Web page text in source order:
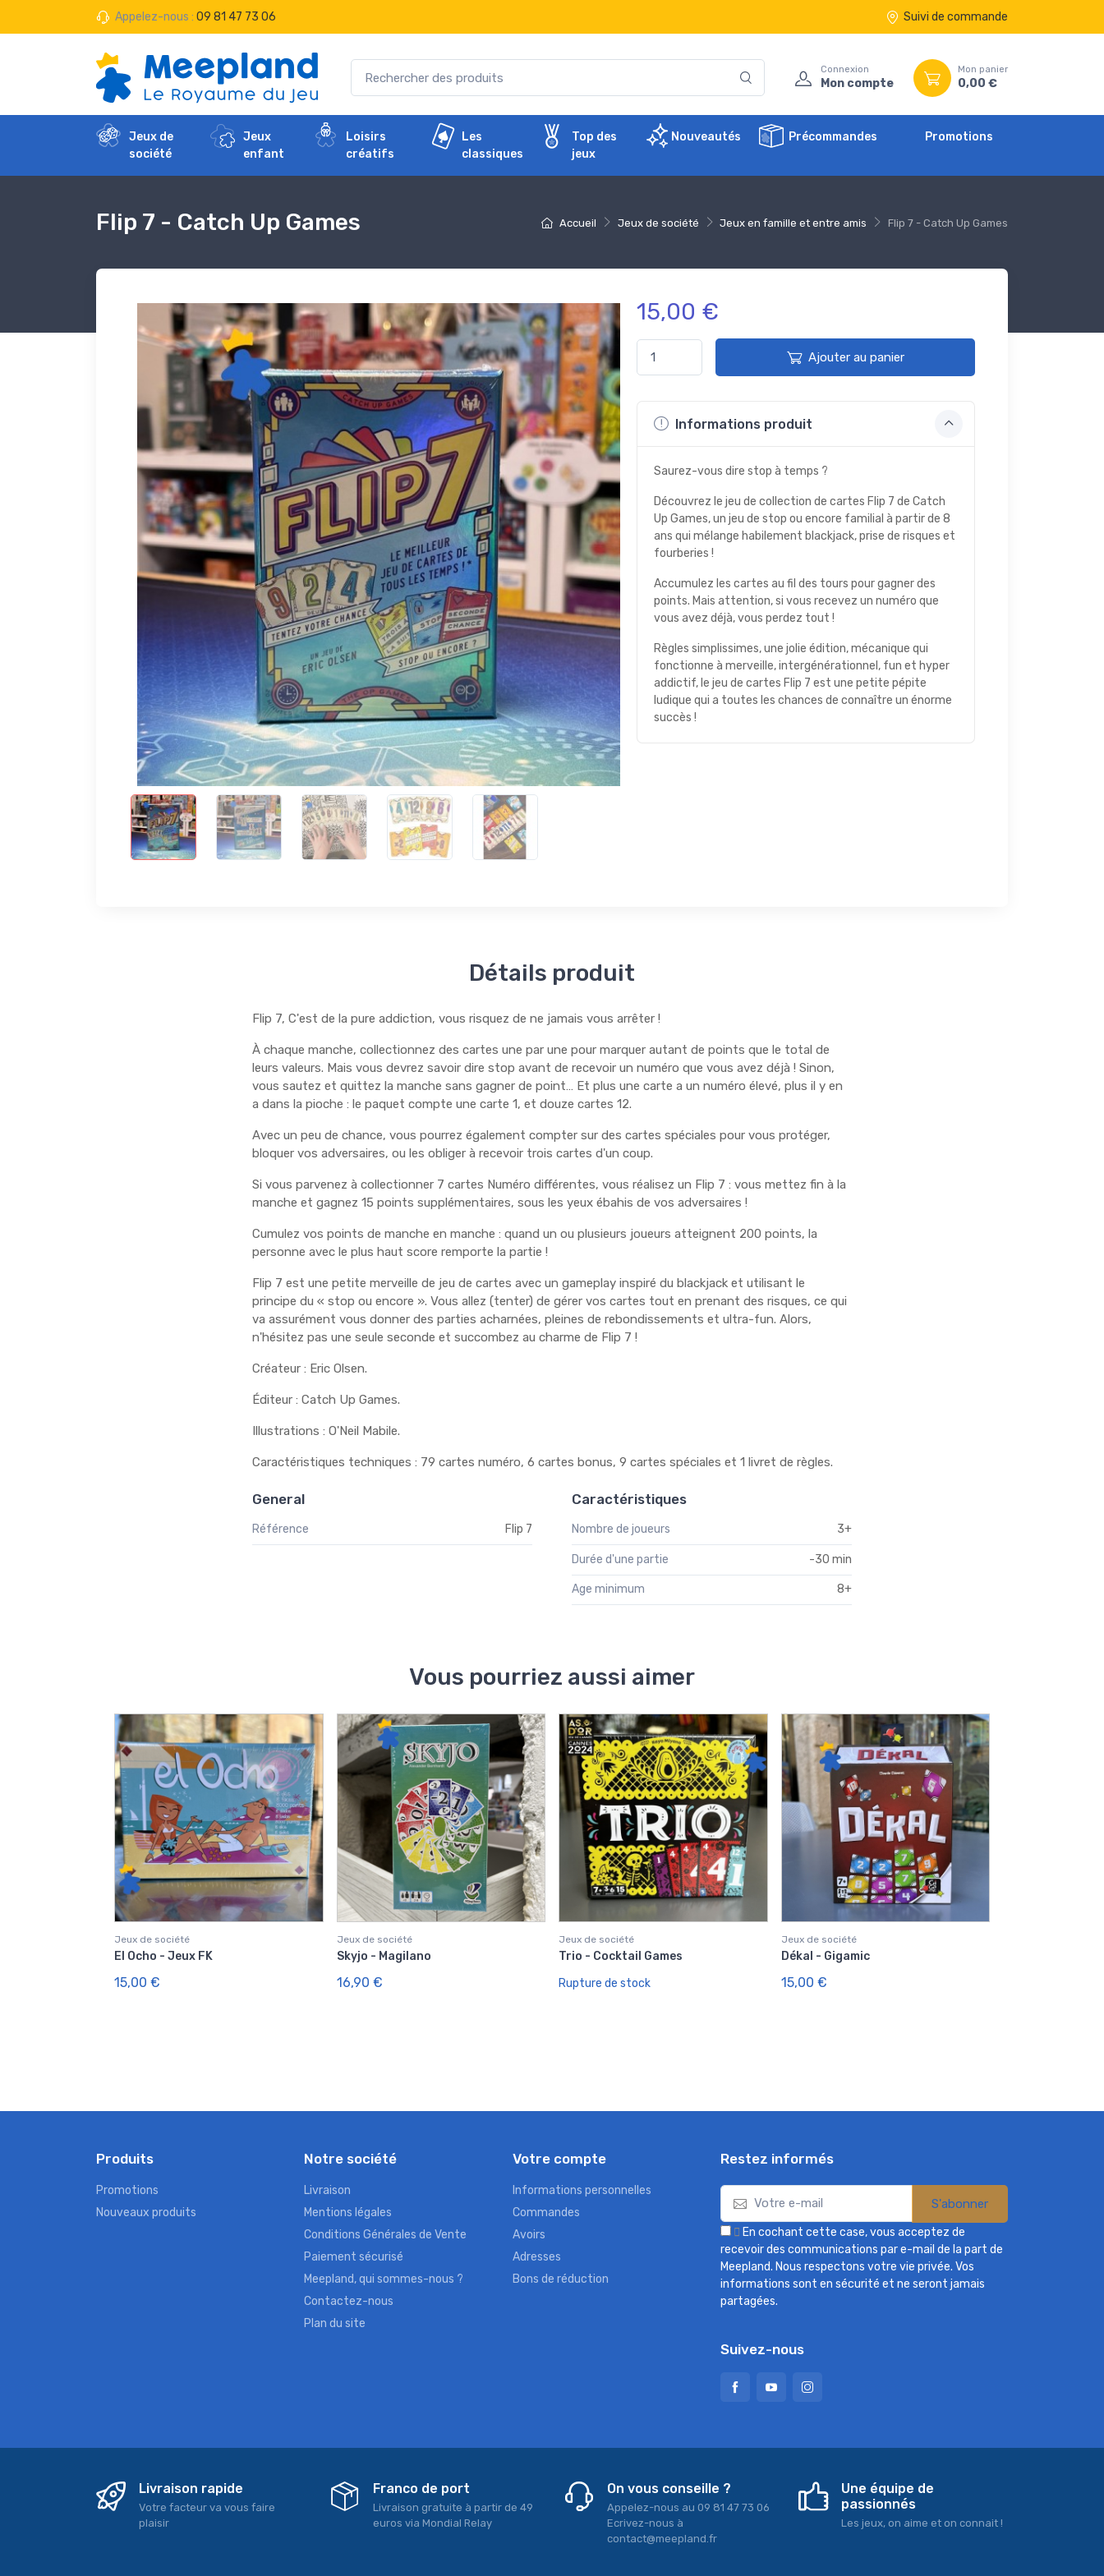
Appelez-nous : 09 81 47 73 06 Suivi de commande
Connexion
Mon compte
Mon panier
0,00 €
Jeux de
société
Jeux
enfant
Loisirs
créatifs
Les
classiques
Top des
jeux
Nouveautés Précommandes Promotions
Accueil Jeux de société Jeux en famille et entre amis Flip 7 - Catch Up Games
Flip 7 - Catch Up Games
15,00 €
Ajouter au panier
Informations produit
Saurez-vous dire stop à temps ?
Découvrez le jeu de collection de cartes Flip 7 de Catch
Up Games, un jeu de stop ou encore familial à partir de 8
ans qui mélange habilement blackjack, prise de risques et
fourberies !
Accumulez les cartes au fil des tours pour gagner des
points. Mais attention, si vous recevez un numéro que
vous avez déjà, vous perdez tout !
Règles simplissimes, une jolie édition, mécanique qui
fonctionne à merveille, intergénérationnel, fun et hyper
addictif, le jeu de cartes Flip 7 est une petite pépite
ludique qui a toutes les chances de connaître un énorme
succès !
Détails produit
Flip 7, C'est de la pure addiction, vous risquez de ne jamais vous arrêter !
À chaque manche, collectionnez des cartes une par une pour marquer autant de points que le total de
leurs valeurs. Mais vous devrez savoir dire stop avant de recevoir un numéro que vous avez déjà ! Sinon,
vous sautez et quittez la manche sans gagner de point… Et plus une carte a un numéro élevé, plus il y en
a dans la pioche : le paquet compte une carte 1, et douze cartes 12.
Avec un peu de chance, vous pourrez également compter sur des cartes spéciales pour vous protéger,
bloquer vos adversaires, ou les obliger à recevoir trois cartes d'un coup.
Si vous parvenez à collectionner 7 cartes Numéro différentes, vous réalisez un Flip 7 : vous mettez fin à la
manche et gagnez 15 points supplémentaires, sous les yeux ébahis de vos adversaires !
Cumulez vos points de manche en manche : quand un ou plusieurs joueurs atteignent 200 points, la
personne avec le plus haut score remporte la partie !
Flip 7 est une petite merveille de jeu de cartes avec un gameplay inspiré du blackjack et utilisant le
principe du « stop ou encore ». Vous allez (tenter) de gérer vos cartes tout en prenant des risques, ce qui
va assurément vous donner des parties acharnées, pleines de rebondissements et ultra-fun. Alors,
n'hésitez pas une seule seconde et succombez au charme de Flip 7 !
Créateur : Eric Olsen.
Éditeur : Catch Up Games.
Illustrations : O'Neil Mabile.
Caractéristiques techniques : 79 cartes numéro, 6 cartes bonus, 9 cartes spéciales et 1 livret de règles.
General
Référence Flip 7
Caractéristiques
Nombre de joueurs 3+
Durée d'une partie -30 min
Age minimum 8+
Vous pourriez aussi aimer
Jeux de société
El Ocho - Jeux FK
15,00 €
Jeux de société
Skyjo - Magilano
16,90 €
Jeux de société
Trio - Cocktail Games
Rupture de stock
Jeux de société
Dékal - Gigamic
15,00 €
Produits
Promotions
Nouveaux produits
Notre société
Livraison
Mentions légales
Conditions Générales de Vente
Paiement sécurisé
Meepland, qui sommes-nous ?
Contactez-nous
Plan du site
Votre compte
Informations personnelles
Commandes
Avoirs
Adresses
Bons de réduction
Restez informés
S'abonner
 En cochant cette case, vous acceptez de
recevoir des communications par e-mail de la part de
Meepland. Nous respectons votre vie privée. Vos
informations sont en sécurité et ne seront jamais
partagées.
Suivez-nous
Livraison rapide
Votre facteur va vous faire
plaisir
Franco de port
Livraison gratuite à partir de 49
euros via Mondial Relay
On vous conseille ?
Appelez-nous au 09 81 47 73 06
Ecrivez-nous à
contact@meepland.fr
Une équipe de
passionnés
Les jeux, on aime et on connait !